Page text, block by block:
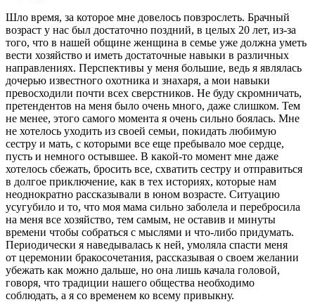
Шло время, за которое мне довелось повзрослеть. Брачный
возраст у нас был достаточно поздний, в целых 20 лет, из-за
того, что в нашей общине женщина в семье уже должна уметь
вести хозяйство и иметь достаточные навыки в различных
направлениях. Перспективы у меня большие, ведь я являлась
дочерью известного охотника и знахаря, а мои навыки
превосходили почти всех сверстников. Не буду скромничать,
претендентов на меня было очень много, даже слишком. Тем
не менее, этого самого момента я очень сильно боялась. Мне
не хотелось уходить из своей семьи, покидать любимую
сестру и мать, с которыми все еще пребывало мое сердце,
пусть и немного остывшее. В какой-то момент мне даже
хотелось сбежать, бросить все, схватить сестру и отправиться
в долгое приключение, как в тех историях, которые нам
неоднократно рассказывали в юном возрасте. Ситуацию
усугубило и то, что моя мама сильно заболела и перебросила
на меня все хозяйство, тем самым, не оставив и минуты
времени чтобы собраться с мыслями и что-либо придумать.
Периодически я наведывалась к ней, умоляла спасти меня
от церемонии бракосочетания, рассказывая о своем желании
убежать как можно дальше, но она лишь качала головой,
говоря, что традиции нашего общества необходимо
соблюдать, а я со временем ко всему привыкну.